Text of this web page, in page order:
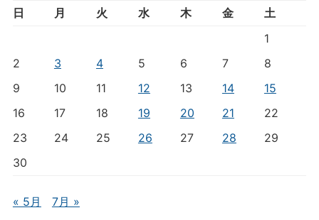
日 月 火 水 木 金
土
1
2
3 4 5 6 7
8
9
10 11 12 13 14
15
16
17 18 19 20 21
22
23
24 25 26 27 28
29
30
« 5月 7月 »